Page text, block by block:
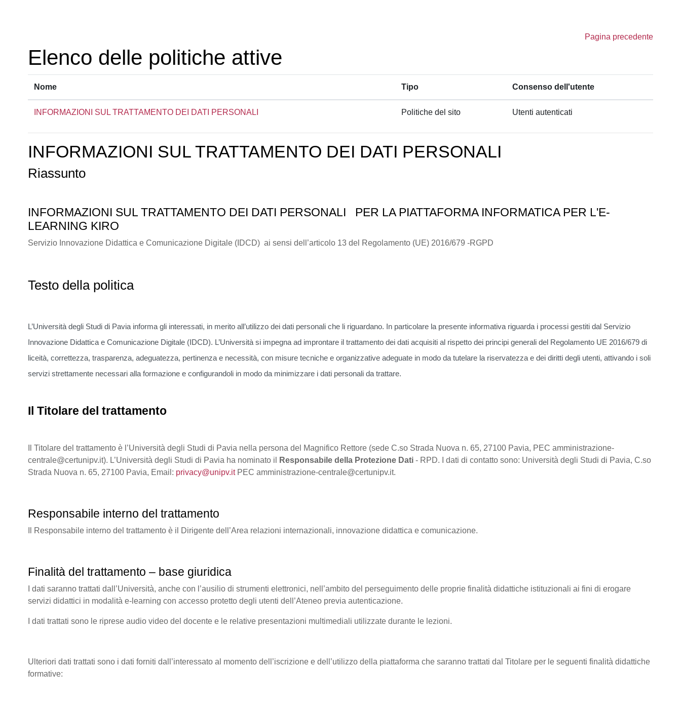
Pagina precedente
Elenco delle politiche attive
Nome Tipo Consenso dell'utente
INFORMAZIONI SUL TRATTAMENTO DEI DATI PERSONALI Politiche del sito Utenti autenticati
INFORMAZIONI SUL TRATTAMENTO DEI DATI PERSONALI
Riassunto
INFORMAZIONI SUL TRATTAMENTO DEI DATI PERSONALI
PER LA PIATTAFORMA INFORMATICA PER L'E-
LEARNING KIRO
Servizio Innovazione Didattica e Comunicazione Digitale (IDCD) ai sensi dell’articolo 13 del Regolamento (UE) 2016/679 -RGPD
Testo della politica
L’Università degli Studi di Pavia informa gli interessati, in merito all’utilizzo dei dati personali che li riguardano. In particolare la presente informativa riguarda i processi gestiti dal Servizio
Innovazione Didattica e Comunicazione Digitale (IDCD). L’Università si impegna ad improntare il trattamento dei dati acquisiti al rispetto dei principi generali del Regolamento UE 2016/679 di
liceità, correttezza, trasparenza, adeguatezza, pertinenza e necessità, con misure tecniche e organizzative adeguate in modo da tutelare la riservatezza e dei diritti degli utenti, attivando i soli
servizi strettamente necessari alla formazione e configurandoli in modo da minimizzare i dati personali da trattare.
Il Titolare del trattamento
Il Titolare del trattamento è l’Università degli Studi di Pavia nella persona del Magnifico Rettore (sede C.so Strada Nuova n. 65, 27100 Pavia, PEC amministrazione-
centrale@certunipv.it). L’Università degli Studi di Pavia ha nominato il
Responsabile della Protezione Dati - RPD. I dati di contatto sono: Università degli Studi di Pavia, C.so
Strada Nuova n. 65, 27100 Pavia, Email: privacy@unipv.itPEC amministrazione-centrale@certunipv.it.
Responsabile interno del trattamento
Il Responsabile interno del trattamento è il Dirigente dell’Area relazioni internazionali, innovazione didattica e comunicazione.
Finalità del trattamento – base giuridica
I dati saranno trattati dall’Università, anche con l’ausilio di strumenti elettronici, nell’ambito del perseguimento delle proprie finalità didattiche istituzionali ai fini di erogare
servizi didattici in modalità e-learning con accesso protetto degli utenti dell’Ateneo previa autenticazione.
I dati trattati sono le riprese audio video del docente e le relative presentazioni multimediali utilizzate durante le lezioni.
Ulteriori dati trattati sono i dati forniti dall’interessato al momento dell’iscrizione e dell’utilizzo della piattaforma che saranno trattati dal Titolare per le seguenti finalità didattiche
formative: